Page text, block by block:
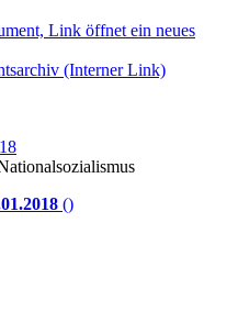
Link öffnet ein neues
(Interner Link)
()